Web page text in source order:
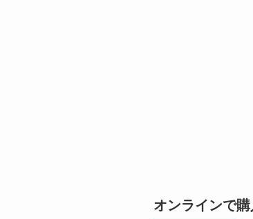
オンラインで購